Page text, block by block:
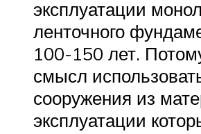
эксплуатации
ленточного
100-150 лет.
смысл
сооружения из
эксплуатации